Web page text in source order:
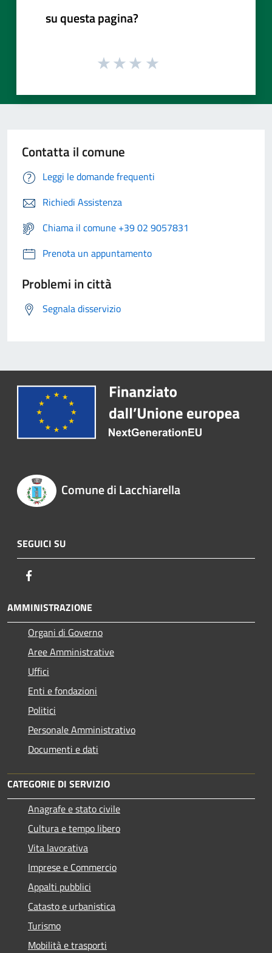
su questa pagina?
Contatta il comune
Leggi le domande frequenti
Richiedi Assistenza
Chiama il comune +39 02 9057831
Prenota un appuntamento
Problemi in città
Segnala disservizio
Comune di Lacchiarella
SEGUICI SU
AMMINISTRAZIONE
Organi di Governo
Aree Amministrative
Uffici
Enti e fondazioni
Politici
Personale Amministrativo
Documenti e dati
CATEGORIE DI SERVIZIO
Anagrafe e stato civile
Cultura e tempo libero
Vita lavorativa
Imprese e Commercio
Appalti pubblici
Catasto e urbanistica
Turismo
Mobilità e trasporti